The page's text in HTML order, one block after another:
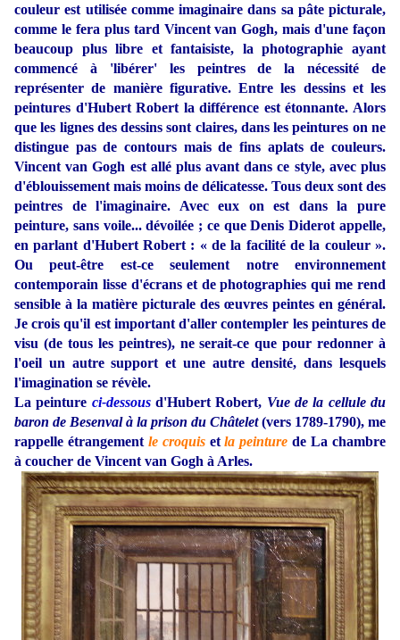
couleur est utilisée comme imaginaire dans sa pâte picturale,
comme le fera plus tard Vincent van Gogh, mais d'une façon
beaucoup plus libre et fantaisiste, la photographie ayant
commencé à 'libérer' les peintres de la nécessité de
représenter de manière figurative. Entre les dessins et les
peintures d'Hubert Robert la différence est étonnante. Alors
que les lignes des dessins sont claires, dans les peintures on ne
distingue pas de contours mais de fins aplats de couleurs.
Vincent van Gogh est allé plus avant dans ce style, avec plus
d'éblouissement mais moins de délicatesse. Tous deux sont des
peintres de l'imaginaire. Avec eux on est dans la pure
peinture, sans voile... dévoilée ; ce que Denis Diderot appelle,
en parlant d'Hubert Robert : « de la facilité de la couleur ».
Ou peut-être est-ce seulement notre environnement
contemporain lisse d'écrans et de photographies qui me rend
sensible à la matière picturale des œuvres peintes en général.
Je crois qu'il est important d'aller contempler les peintures de
visu (de tous les peintres), ne serait-ce que pour redonner à
l'oeil un autre support et une autre densité, dans lesquels
l'imagination se révèle.
La peinture ci-dessousd'Hubert Robert, Vue de la cellule du
baron de Besenval à la prison du Châtelet(vers 1789-1790), me
rappelle étrangement le croquisetla peinture de La chambre
à coucher de Vincent van Gogh à Arles.